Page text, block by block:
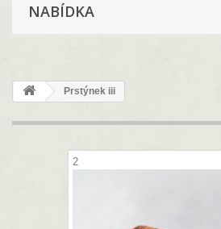
NABÍDKA
Prstýnek iii
2